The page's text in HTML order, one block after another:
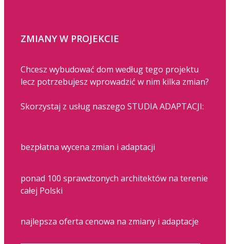
ZMIANY W PROJEKCIE
Chcesz wybudować dom według tego projektu
lecz potrzebujesz wprowadzić w nim kilka zmian?
Skorzystaj z usług naszego STUDIA ADAPTACJI:
bezpłatna wycena zmian i adaptacji
ponad 100 sprawdzonych architektów na terenie
całej Polski
najlepsza oferta cenowa na zmiany i adaptacje